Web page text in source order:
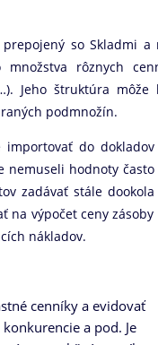
so Skladmi
množstva rôznych
Jeho štruktúra
podmnožín.
importovať do dokladov
nemuseli hodnoty často
zadávať stále dookola
na výpočet ceny zásoby
nákladov.
cenníky a evidovať
a pod. Je